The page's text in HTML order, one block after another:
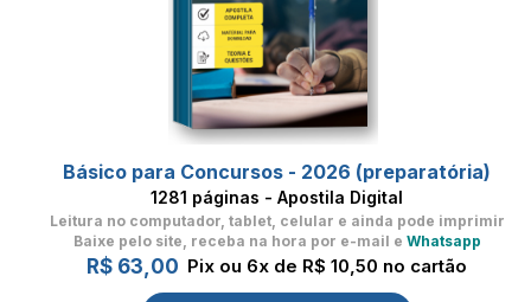
Básico para Concursos - 2026 (preparatória)
1281 páginas - Apostila Digital
Leitura no computador, tablet, celular e ainda pode imprimir
Baixe pelo site, receba na hora por e-mail e Whatsapp
R$ 63,00 Pix ou 6x de R$ 10,50 no cartão